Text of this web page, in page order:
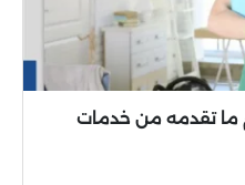
ما تقدمه من خدمات